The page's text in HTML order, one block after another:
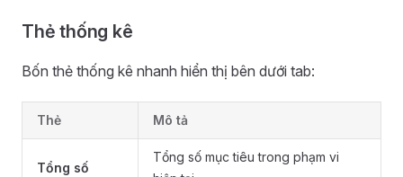
Thẻ thống kê
Bốn thẻ thống kê nhanh hiển thị bên dưới tab:
Thẻ Mô tả
Tổng số
Tổng số mục tiêu trong phạm vi